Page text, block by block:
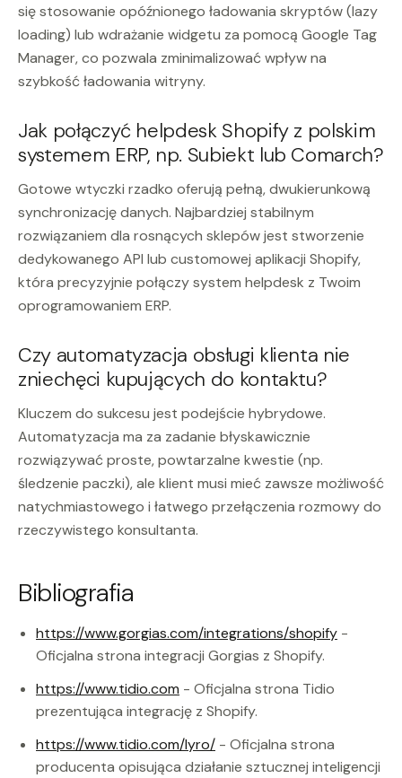
się stosowanie opóźnionego ładowania skryptów (lazy
loading) lub wdrażanie widgetu za pomocą Google Tag
Manager, co pozwala zminimalizować wpływ na
szybkość ładowania witryny.
Jak połączyć helpdesk Shopify z polskim
systemem ERP, np. Subiekt lub Comarch?
Gotowe wtyczki rzadko oferują pełną, dwukierunkową
synchronizację danych. Najbardziej stabilnym
rozwiązaniem dla rosnących sklepów jest stworzenie
dedykowanego API lub customowej aplikacji Shopify,
która precyzyjnie połączy system helpdesk z Twoim
oprogramowaniem ERP.
Czy automatyzacja obsługi klienta nie
zniechęci kupujących do kontaktu?
Kluczem do sukcesu jest podejście hybrydowe.
Automatyzacja ma za zadanie błyskawicznie
rozwiązywać proste, powtarzalne kwestie (np.
śledzenie paczki), ale klient musi mieć zawsze możliwość
natychmiastowego i łatwego przełączenia rozmowy do
rzeczywistego konsultanta.
Bibliografia
https://www.gorgias.com/integrations/shopify -
Oficjalna strona integracji Gorgias z Shopify.
https://www.tidio.com - Oficjalna strona Tidio
prezentująca integrację z Shopify.
https://www.tidio.com/lyro/ - Oficjalna strona
producenta opisująca działanie sztucznej inteligencji